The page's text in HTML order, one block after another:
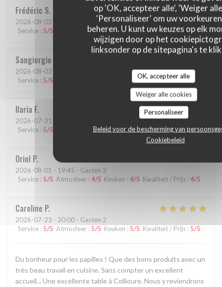
op 'OK, accepteer alle', 'Weiger
'Personaliseer' om uw
beheren. U kunt uw keuzes op elk
wijzigen door op het
linksonder op de sitepagina's te
OK, accepteer alle
Weiger alle cookies
Personaliseer
Beleid voor de bescherming van
Cookiebeleid
Frédéric S
2026-08-03 - 19:45 - Gasten 2
Service : 5/5 :5/5 Keuken: 5/5 Kwaliteit / Prijs : 5/5
Sangiorgio
2026-08-03
Service : 5/5 5/5 Kwaliteit / Prijs:5/5
Ilaria F
2026-07-31
Service : 5/5 5/5 Keuken:5/5 Kwaliteit / Prijs:4/5
Oriol P
2026-08-01 - 19:45 - Gasten 2
Service : 5/5 Atmosfeer : 4/5 Keuken : 4/5 Kwaliteit / Prijs : 4/5
Caroline P
2026-07-23 - 20:00 - Gasten 2
Service : 5/5 Atmosfeer : 5/5 Keuken : 5/5 Kwaliteit / Prijs : 5/5
Du bonheur pour les papilles ! Que des bons produits avec un
très beau travail en cuisine. Sans compter un excellent
accueil... Une excellente table à Collioure. Nous y reviendrons